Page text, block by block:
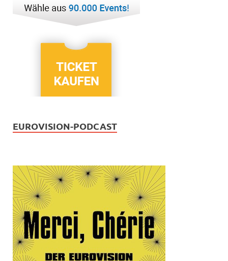
EUROVISION-PODCAST